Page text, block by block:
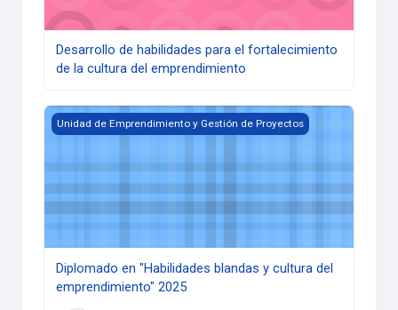
Desarrollo de habilidades para el fortalecimiento
de la cultura del emprendimiento
Diplomado en "Habilidades blandas y cultura del
Unidad de Emprendimiento y Gestión de Proyectos
Diplomado en "Habilidades blandas y cultura del
emprendimiento" 2025